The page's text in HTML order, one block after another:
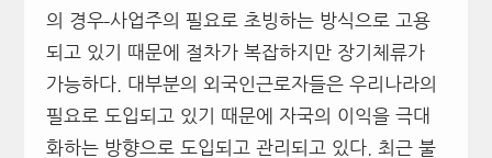
의 경우 사업주의 필요로 초빙하는 방식으로 고용
되고 있기 때문에 절차가 복잡하지만 장기체류가
가능하다. 대부분의 외국인근로자들은 우리나라의
필요로 도입되고 있기 때문에 자국의 이익을 극대
화하는 방향으로 도입되고 관리되고 있다. 최근 불